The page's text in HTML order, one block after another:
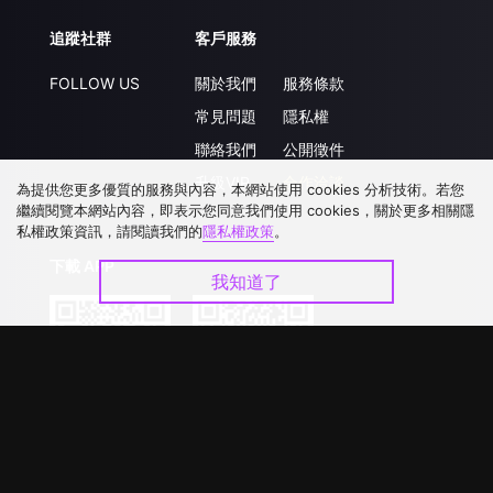
追蹤社群
FOLLOW US
客戶服務
關於我們
常見問題
聯絡我們
升級VIP
服務條款
隱私權
公開徵件
合作洽談
下載 APP
為提供您更多優質的服務與內容，本網站使用 cookies 分析技術。若您
繼續閱覽本網站內容，即表示您同意我們使用 cookies，關於更多相關隱
私權政策資訊，請閱讀我們的隱私權政策。
我知道了